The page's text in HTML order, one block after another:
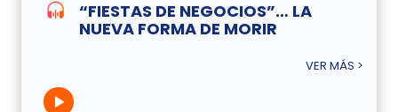
“FIESTAS DE NEGOCIOS”… LA
NUEVA FORMA DE MORIR
VER MÁS >